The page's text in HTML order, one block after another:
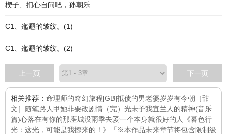
楔子、扪心自问吧，孙朝乐
C1、迤逦的皱纹。(1)
C1、迤逦的皱纹。(2)
上一页 下一页
相关推荐： 命理师的奇幻旅程[GB]抵债的男老婆岁岁有今朝［甜
文］
随笔路人甲她非要改剧情（完） 光未予我宜兰人的精神(音乐
篇)心落在有你的那座城没雨季去爱一个本身就很好的人
《暮色行
光：这光，可能是我撩来的！》「※本作品未来章节将包含限制级